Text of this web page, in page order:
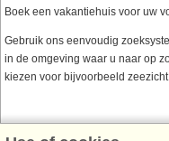
Boek een vakantiehuis voor uw
Gebruik ons eenvoudig
in de omgeving waar u naar op
kiezen voor bijvoorbeeld
Vakantiewoningen